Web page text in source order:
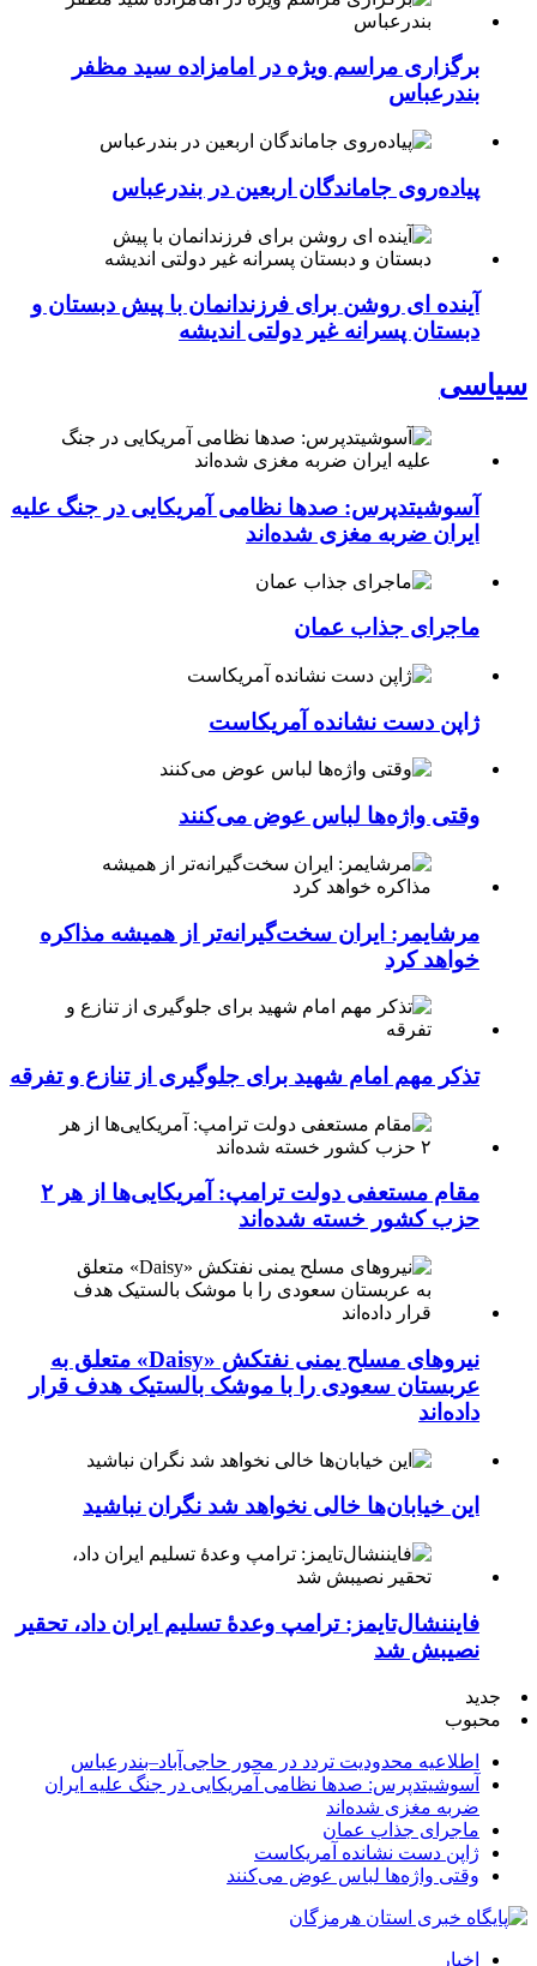
برگزاری مراسم ویژه در امامزاده سید مظفر
بندرعباس
پیاده‌روی جاماندگان اربعین در بندرعباس
آینده ای روشن برای فرزندانمان با پیش دبستان و
دبستان پسرانه غیر دولتی اندیشه
سیاسی
آسوشیتدپرس: صدها نظامی آمریکایی در جنگ علیه
ایران ضربه مغزی شده‌اند
ماجرای جذاب عمان
ژاپن دست نشانده آمریکاست
وقتی واژه‌ها لباس عوض می‌کنند
مرشایمر: ایران سخت‌گیرانه‌تر از همیشه مذاکره
خواهد کرد
تذکر مهم امام شهید برای جلوگیری از تنازع و تفرقه
مقام مستعفی دولت ترامپ: آمریکایی‌ها از هر ۲
حزب کشور خسته شده‌اند
نیروهای مسلح یمنی نفتکش «Daisy» متعلق به
عربستان سعودی را با موشک بالستیک هدف قرار
داده‌اند
این خیابان‌ها خالی نخواهد شد نگران نباشید
فایننشال‌تایمز: ترامپ وعدۀ تسلیم ایران داد، تحقیر
نصیبش شد
جدید
محبوب
اطلاعیه محدودیت تردد در محور حاجی‌آباد–بندرعباس
آسوشیتدپرس: صدها نظامی آمریکایی در جنگ علیه ایران
ضربه مغزی شده‌اند
ماجرای جذاب عمان
ژاپن دست نشانده آمریکاست
وقتی واژه‌ها لباس عوض می‌کنند
اخبار